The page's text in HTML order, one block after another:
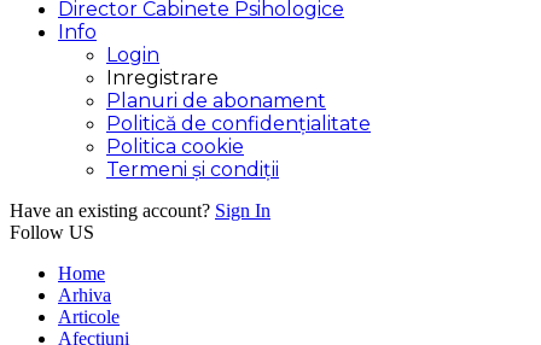
Director Cabinete Psihologice
Info
Login
Inregistrare
Planuri de abonament
Politică de confidențialitate
Politica cookie
Termeni și condiții
Have an existing account? Sign In
Follow US
Home
Arhiva
Articole
Afectiuni